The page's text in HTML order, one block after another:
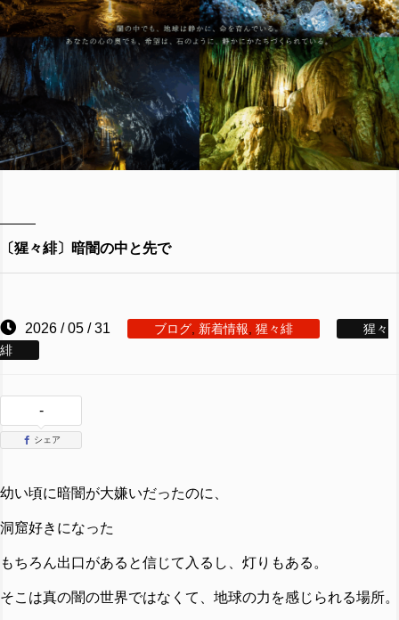
〔猩々緋〕暗闇の中と先で
2026 / 05 / 31 ブログ 新着情報 猩々緋
猩々
緋
-
シェア
幼い頃に暗闇が大嫌いだったのに、
洞窟好きになった
もちろん出口があると信じて入るし、灯りもある。
そこは真の闇の世界ではなくて、地球の力を感じられる場所。